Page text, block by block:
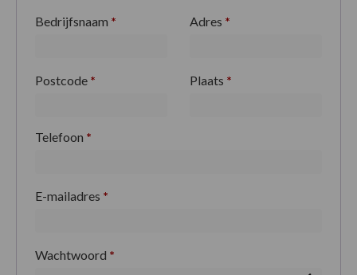
Bedrijfsnaam * Adres *
Postcode * Plaats *
Telefoon *
E-mailadres *
Wachtwoord *